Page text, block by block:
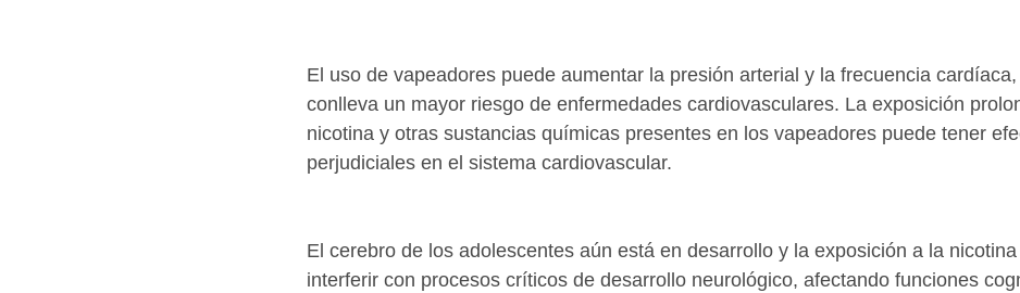
El uso de vapeadores puede aumentar la presión arterial y la frecuencia
conlleva un mayor riesgo de enfermedades cardiovasculares. La exposición
nicotina y otras sustancias químicas presentes en los vapeadores puede tener
perjudiciales en el sistema cardiovascular.
El cerebro de los adolescentes aún está en desarrollo y la exposición a la
interferir con procesos críticos de desarrollo neurológico, afectando funciones